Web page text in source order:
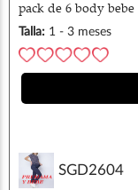
pack de 6 body bebe
Talla: 1 - 3 meses
SGD2604